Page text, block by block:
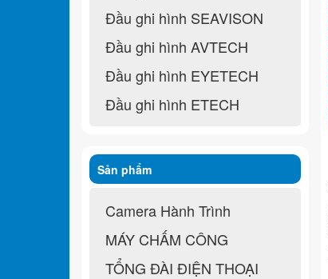
Đầu ghi hình SEAVISON
Đầu ghi hình AVTECH
Đầu ghi hình EYETECH
Đầu ghi hình ETECH
Sản phẩm
Camera Hành Trình
MÁY CHẤM CÔNG
TỔNG ĐÀI ĐIỆN THOẠI